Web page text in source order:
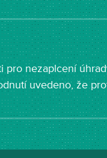
pro nezaplcení
uvedeno, že